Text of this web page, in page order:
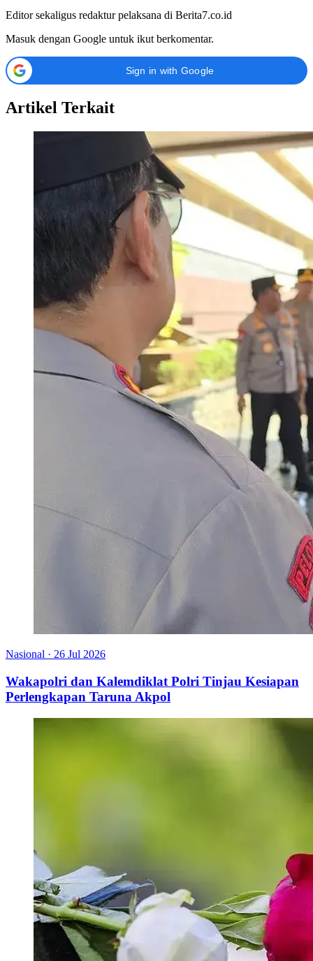
Editor sekaligus redaktur pelaksana di Berita7.co.id
Masuk dengan Google untuk ikut berkomentar.
Sign in with Google
Artikel Terkait
Nasional · 26 Jul 2026
Wakapolri dan Kalemdiklat Polri Tinjau Kesiapan
Perlengkapan Taruna Akpol